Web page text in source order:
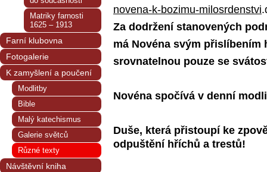
novena-k-bozimu-milosrdenstvi
Za dodržení stanovených
má Novéna svým přislíbením
srovnatelnou pouze se
Novéna spočívá v denní
Duše, která přistoupí ke
odpuštění hříchů a trestů!
Matriky farnosti
1625 – 1913
Farní klubovna
Fotogalerie
K zamyšlení a poučení
Modlitby
Bible
Malý katechismus
Galerie světců
Různé texty
Návštěvní kniha